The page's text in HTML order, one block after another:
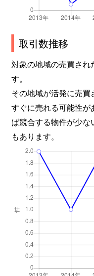
取引数推移
対象の地域の売買さ
す。
その地域が活発に売
すぐに売れる可能性
ば競合する物件が少
もあります。